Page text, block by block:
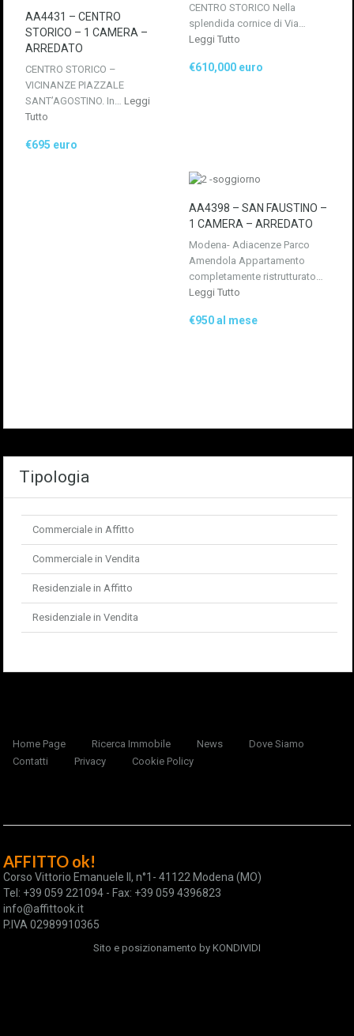
AA4431 – CENTRO
STORICO – 1 CAMERA –
ARREDATO
CENTRO STORICO –
VICINANZE PIAZZALE
SANT’AGOSTINO. In… Leggi
Tutto
€695 euro
CENTRO STORICO Nella
splendida cornice di Via…
Leggi Tutto
€610,000 euro
AA4398 – SAN FAUSTINO –
1 CAMERA – ARREDATO
Modena- Adiacenze Parco
Amendola Appartamento
completamente ristrutturato…
Leggi Tutto
€950 al mese
Tipologia
Commerciale in Affitto
Commerciale in Vendita
Residenziale in Affitto
Residenziale in Vendita
Home Page Ricerca Immobile News
Dove Siamo
Contatti
Privacy Cookie Policy
AFFITTO ok!
Corso Vittorio Emanuele II, n°1- 41122 Modena (MO)
Tel: +39 059 221094 - Fax: +39 059 4396823
info@affittook.it
P.IVA 02989910365
Sito e posizionamento by KONDIVIDI